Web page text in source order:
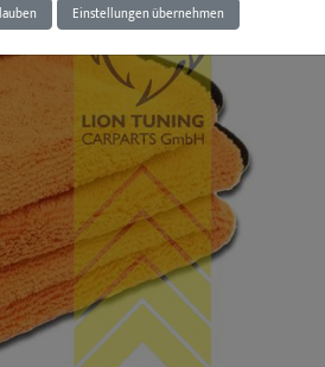
Einstellungen übernehmen